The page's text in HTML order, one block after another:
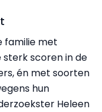
familie met
scoren in de
én met soorten
hun
Heleen